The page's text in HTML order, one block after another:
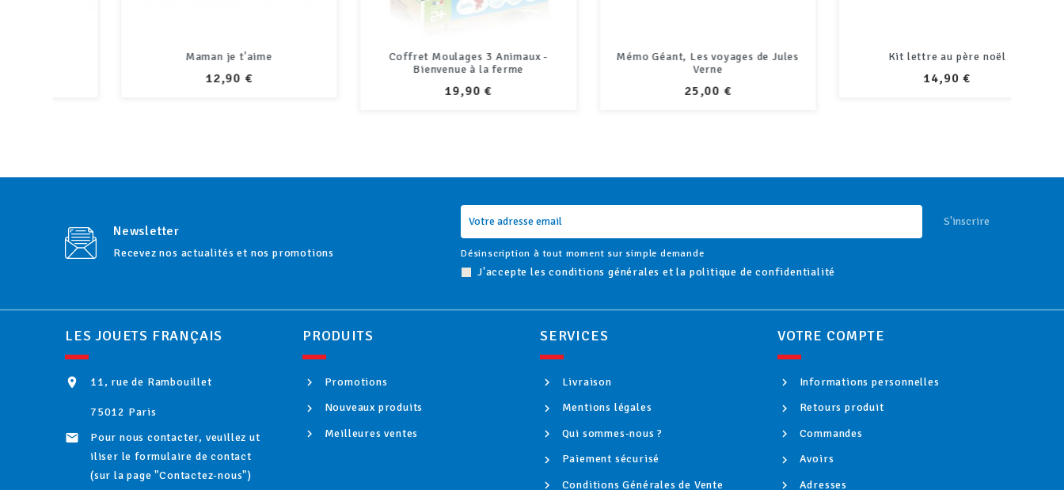
Maman je t'aime
Coffret Moulages 3 Animaux -
Bienvenue à la ferme
Mémo Géant, Les voyages de Jules
Kit lettre au père noël
Newsletter
Recevez nos actualités et nos promotions
S'inscrire
Désinscription à tout moment sur simple demande
J'accepte les conditions générales et la politique de confidentialité
LES JOUETS FRANÇAIS
 11, rue de Rambouillet
75012 Paris

Pour nous contacter, veuillez ut
iliser le formulaire de contact
(sur la page "Contactez-nous")
PRODUITS
Promotions
Nouveaux produits
Meilleures ventes
SERVICES
Livraison
Mentions légales
Qui sommes-nous ?
Paiement sécurisé
Conditions Générales de Vente
VOTRE COMPTE
Informations personnelles
Retours produit
Commandes
Avoirs
Adresses